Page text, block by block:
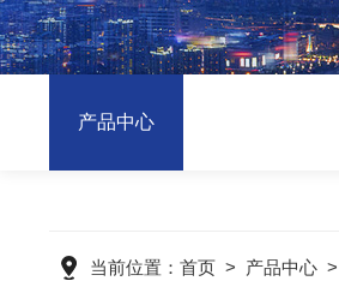
产品中心
当前位置： 首页> 产品中心>